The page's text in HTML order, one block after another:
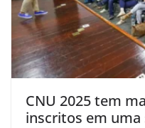
CNU 2025 tem
inscritos em uma